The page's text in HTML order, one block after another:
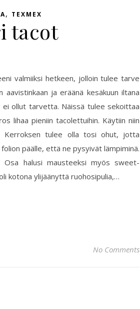
, TEXMEX
tacot
valmiiksi hetkeen, jolloin tulee tarve
ja eräänä kesäkuun iltana
ei ollut tarvetta. Näissä tulee sekoittaa
lihaa pieniin tacolettuihin. Käytiin niin
Kerroksen tulee olla tosi ohut, jotta
päälle, että ne pysyivät lämpiminä.
Osa halusi mausteeksi myös sweet-
kotona ylijäänyttä ruohosipulia,…
No Comments